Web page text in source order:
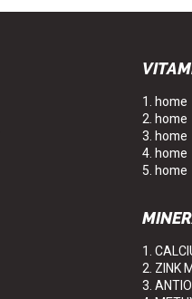
1. home
2. home
3. home
4. home
5. home
1.
2. ZINK
3.